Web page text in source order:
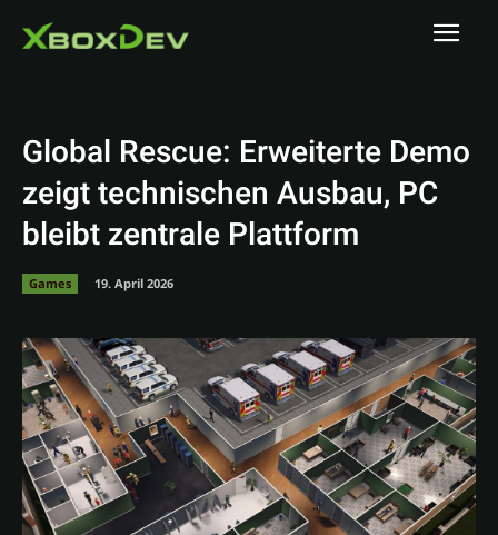
Global Rescue: Erweiterte Demo
zeigt technischen Ausbau, PC
bleibt zentrale Plattform
Games 19. April 2026